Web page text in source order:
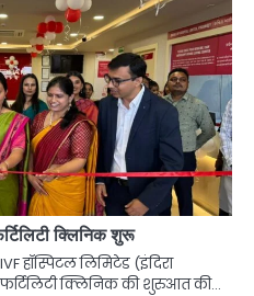
क्लिनिक शुरू
हॉस्पिटल लिमिटेड (इंदिरा
क्लिनिक की शुरुआत की…